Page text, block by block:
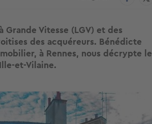
Vitesse (LGV) et des
des acquéreurs. Bénédicte
à Rennes, nous décrypte le
et-Vilaine.